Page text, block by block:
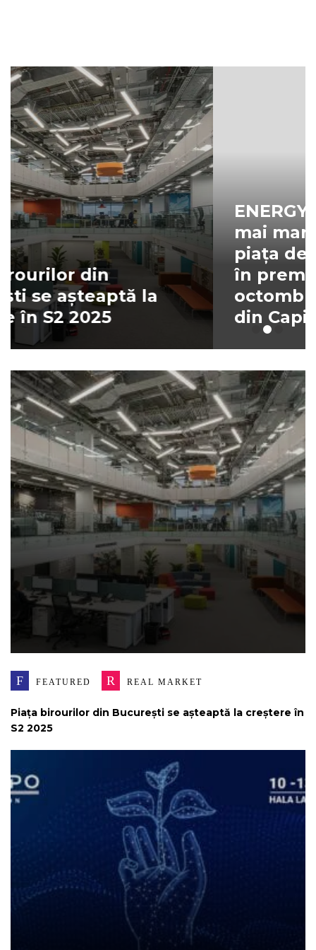
ENERGY EXPO 2024, cel
mai mare eveniment din
piața de energie, organizat
în premieră, în luna
octombrie, la Hala Laminor
din Capitală
F FEATURED R REAL MARKET
Piața birourilor din București se așteaptă la creștere în
S2 2025